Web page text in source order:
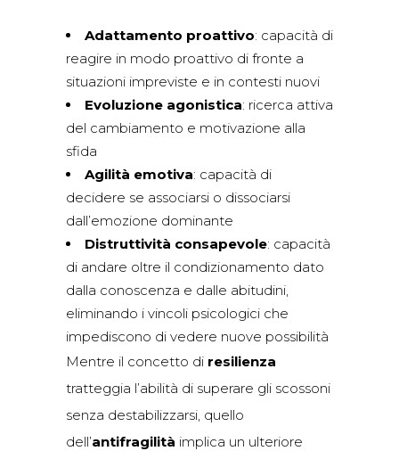
Adattamento proattivo: capacità di
reagire in modo proattivo di fronte a
situazioni impreviste e in contesti nuovi
Evoluzione agonistica: ricerca attiva
del cambiamento e motivazione alla
sfida
Agilità emotiva: capacità di
decidere se associarsi o dissociarsi
dall’emozione dominante
Distruttività consapevole: capacità
di andare oltre il condizionamento dato
dalla conoscenza e dalle abitudini,
eliminando i vincoli psicologici che
impediscono di vedere nuove possibilità
Mentre il concetto di resilienza
tratteggia l’abilità di superare gli scossoni
senza destabilizzarsi, quello
dell’antifragilità implica un ulteriore